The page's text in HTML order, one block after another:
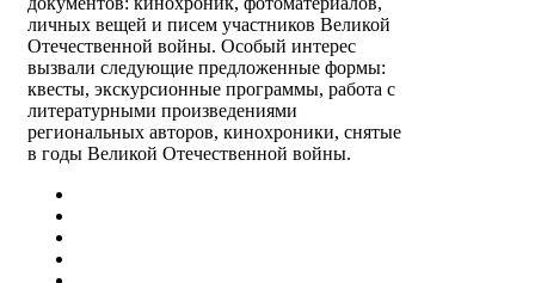
личных вещей и писем участников Великой
Отечественной войны. Особый интерес
вызвали следующие предложенные формы:
квесты, экскурсионные программы, работа с
литературными произведениями
региональных авторов, кинохроники, снятые
в годы Великой Отечественной войны.